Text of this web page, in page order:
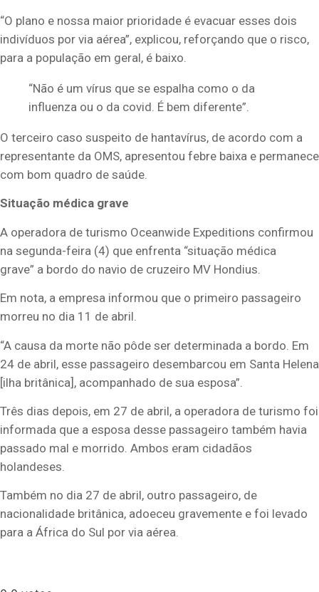
“O plano e nossa maior prioridade é evacuar esses dois
indivíduos por via aérea”, explicou, reforçando que o risco,
para a população em geral, é baixo.
“Não é um vírus que se espalha como o da
influenza ou o da covid. É bem diferente”.
O terceiro caso suspeito de hantavírus, de acordo com a
representante da OMS, apresentou febre baixa e permanece
com bom quadro de saúde.
Situação médica grave
A operadora de turismo Oceanwide Expeditions confirmou
na segunda-feira (4) que enfrenta “situação médica
grave” a bordo do navio de cruzeiro MV Hondius.
Em nota, a empresa informou que o primeiro passageiro
morreu no dia 11 de abril.
“A causa da morte não pôde ser determinada a bordo. Em
24 de abril, esse passageiro desembarcou em Santa Helena
[ilha britânica], acompanhado de sua esposa”.
Três dias depois, em 27 de abril, a operadora de turismo foi
informada que a esposa desse passageiro também havia
passado mal e morrido. Ambos eram cidadãos
holandeses.
Também no dia 27 de abril, outro passageiro, de
nacionalidade britânica, adoeceu gravemente e foi levado
para a África do Sul por via aérea.